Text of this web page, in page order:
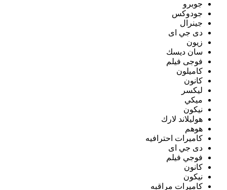
جوبرو
جودوكس
جينرال
دى جي اى
زيون
سان ديسك
فوجى فيلم
كاميلون
كانون
ليكسر
ميكي
نيكون
هوليلاند لارك
هوهم
كاميرات احترافيه
دى جي اى
فوجي فيلم
كانون
نيكون
كاميرات مراقبه